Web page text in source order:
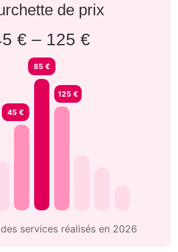
de prix
€ – 125 €
45 €
85 €
125 €
services réalisés en 2026